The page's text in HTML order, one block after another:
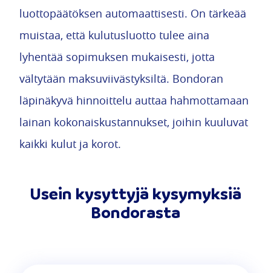
luottopäätöksen automaattisesti. On tärkeää
muistaa, että kulutusluotto tulee aina
lyhentää sopimuksen mukaisesti, jotta
vältytään maksuviivästyksiltä. Bondoran
läpinäkyvä hinnoittelu auttaa hahmottamaan
lainan kokonaiskustannukset, joihin kuuluvat
kaikki kulut ja korot.
Usein kysyttyjä kysymyksiä
Bondorasta